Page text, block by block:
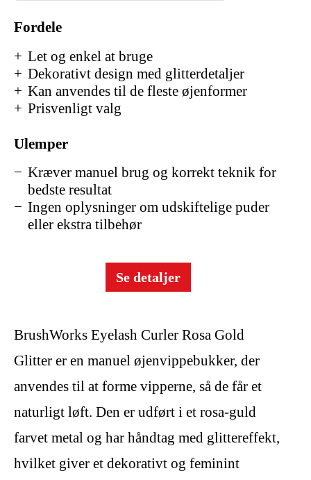
BrushWorks Eyelash Curler Rosa Gold
Glitter er en manuel øjenvippebukker, der
anvendes til at forme vipperne, så de får et
naturligt løft. Den er udført i et rosa-guld
farvet metal og har håndtag med glittereffekt,
hvilket giver et dekorativt og feminint
Fordele
Let og enkel at bruge
Dekorativt design med glitterdetaljer
Kan anvendes til de fleste øjenformer
Prisvenligt valg
Ulemper
Kræver manuel brug og korrekt teknik for
bedste resultat
Ingen oplysninger om udskiftelige puder
eller ekstra tilbehør
Se detaljer